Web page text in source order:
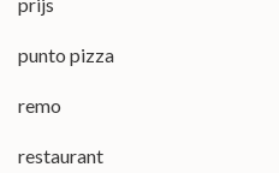
punto pizza
remo
restaurant